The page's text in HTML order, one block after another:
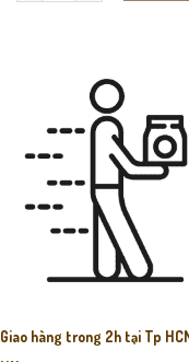
Giao hàng trong 2h tại Tp